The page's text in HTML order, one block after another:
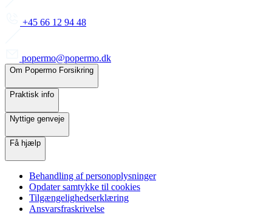
+45 66 12 94 48
popermo@popermo.dk
Om Popermo Forsikring
Praktisk info
Nyttige genveje
Få hjælp
Behandling af personoplysninger
Opdater samtykke til cookies
Tilgængelighedserklæring
Ansvarsfraskrivelse